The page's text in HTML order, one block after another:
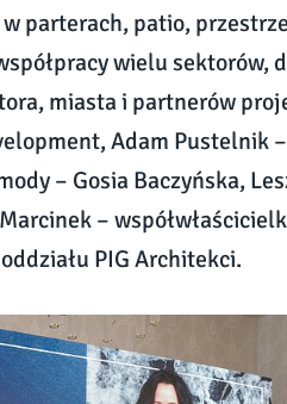
parterach, patio,
wielu sektorów,
miasta i partnerów
Adam Pustelnik
– Gosia Baczyńska,
–
PIG Architekci.